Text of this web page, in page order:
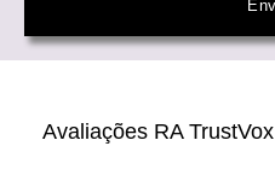
Avaliações RA TrustVox